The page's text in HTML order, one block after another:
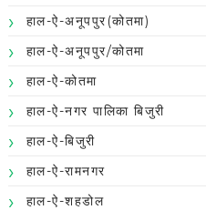
हाल-ऐ-अनूपपुर(कोतमा)
हाल-ऐ-अनूपपुर/कोतमा
हाल-ऐ-कोतमा
हाल-ऐ-नगर पालिका बिजुरी
हाल-ऐ-बिजुरी
हाल-ऐ-रामनगर
हाल-ऐ-शहडोल